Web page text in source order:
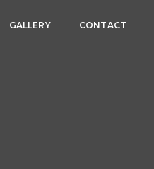
GALLERY CONTACT